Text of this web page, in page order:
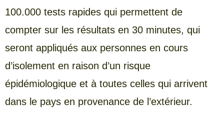
100.000 tests rapides qui permettent de
compter sur les résultats en 30 minutes, qui
seront appliqués aux personnes en cours
d’isolement en raison d’un risque
épidémiologique et à toutes celles qui arrivent
dans le pays en provenance de l’extérieur.